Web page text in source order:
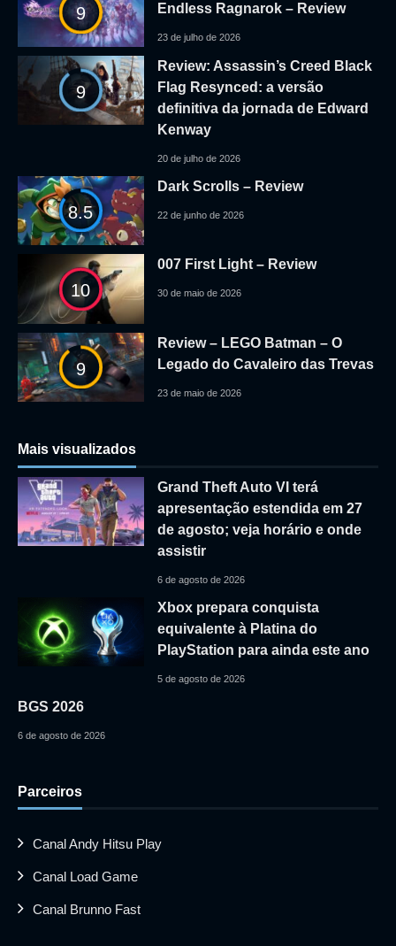
9
Endless Ragnarok – Review
23 de julho de 2026
9
Review: Assassin’s Creed Black
Flag Resynced: a versão
definitiva da jornada de Edward
Kenway
20 de julho de 2026
8.5
Dark Scrolls – Review
22 de junho de 2026
10
007 First Light – Review
30 de maio de 2026
9
Review – LEGO Batman – O
Legado do Cavaleiro das Trevas
23 de maio de 2026
Mais visualizados
Grand Theft Auto VI terá
apresentação estendida em 27
de agosto; veja horário e onde
assistir
6 de agosto de 2026
Xbox prepara conquista
equivalente à Platina do
PlayStation para ainda este ano
5 de agosto de 2026
BGS 2026
6 de agosto de 2026
Parceiros
Canal Andy Hitsu Play
Canal Load Game
Canal Brunno Fast